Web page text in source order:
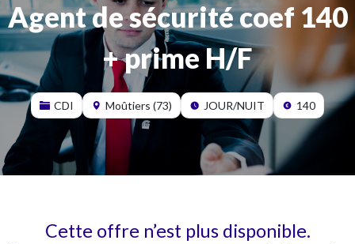
Agent de sécurité coef 140
+ prime H/F
CDI Moûtiers (73) JOUR/NUIT 140
Cette offre n’est plus disponible.